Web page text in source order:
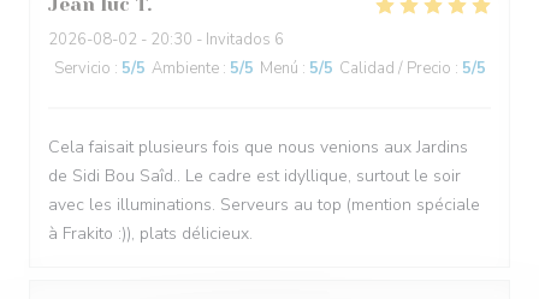
2026-08-02 - 20:30 - Invitados 6
Servicio : 5/5 Ambiente : 5/5 Menú : 5/5 Calidad / Precio : 5/5
Cela faisait plusieurs fois que nous venions aux Jardins
de Sidi Bou Saîd.. Le cadre est idyllique, surtout le soir
avec les illuminations. Serveurs au top (mention spéciale
à Frakito :)), plats délicieux.